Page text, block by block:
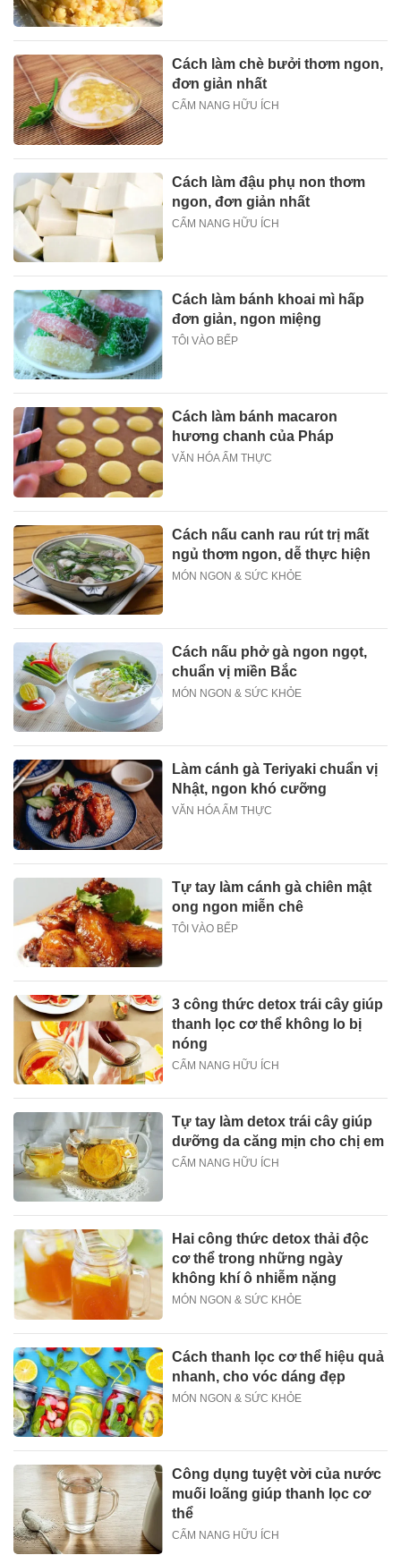
Cách làm chè bưởi thơm ngon,
đơn giản nhất
CẨM NANG HỮU ÍCH
Cách làm đậu phụ non thơm
ngon, đơn giản nhất
CẨM NANG HỮU ÍCH
Cách làm bánh khoai mì hấp
đơn giản, ngon miệng
TÔI VÀO BẾP
Cách làm bánh macaron
hương chanh của Pháp
VĂN HÓA ẨM THỰC
Cách nấu canh rau rút trị mất
ngủ thơm ngon, dễ thực hiện
MÓN NGON & SỨC KHỎE
Cách nấu phở gà ngon ngọt,
chuẩn vị miền Bắc
MÓN NGON & SỨC KHỎE
Làm cánh gà Teriyaki chuẩn vị
Nhật, ngon khó cưỡng
VĂN HÓA ẨM THỰC
Tự tay làm cánh gà chiên mật
ong ngon miễn chê
TÔI VÀO BẾP
3 công thức detox trái cây giúp
thanh lọc cơ thể không lo bị
nóng
CẨM NANG HỮU ÍCH
Tự tay làm detox trái cây giúp
dưỡng da căng mịn cho chị em
CẨM NANG HỮU ÍCH
Hai công thức detox thải độc
cơ thể trong những ngày
không khí ô nhiễm nặng
MÓN NGON & SỨC KHỎE
Cách thanh lọc cơ thể hiệu quả
nhanh, cho vóc dáng đẹp
MÓN NGON & SỨC KHỎE
Công dụng tuyệt vời của nước
muối loãng giúp thanh lọc cơ
thể
CẨM NANG HỮU ÍCH